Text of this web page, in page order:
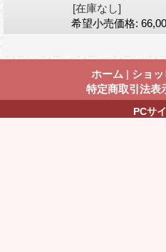
[在庫なし]
希望小売価格:
ホーム | ショ
特定商取引法表
PCサ